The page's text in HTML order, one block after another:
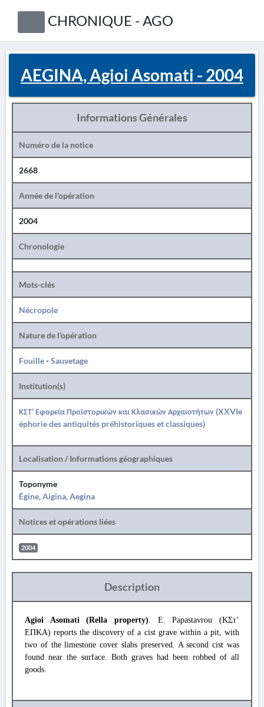
CHRONIQUE - AGO
AEGINA, Agioi Asomati - 2004
Informations Générales
Numéro de la notice
2668
Année de l'opération
2004
Chronologie
Mots-clés
Nécropole
Nature de l'opération
Fouille-Sauvetage
Institution(s)
ΚΣΤ' Εφορεία Προϊστορικών και Κλασικών Αρχαιοτήτων (XXVIe
éphorie des antiquités préhistoriques et classiques)
Localisation / Informations géographiques
Toponyme
Égine, Aigina, Aegina
Notices et opérations liées
2004
Description
Agioi Asomati (Rella property). E. Papastavrou (ΚΣτ’
ΕΠΚΑ) reports the discovery of a cist grave within a pit, with
two of the limestone cover slabs preserved. A second cist was
found near the surface. Both graves had been robbed of all
goods.